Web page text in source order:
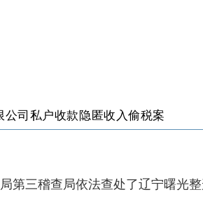
司私户收款隐匿收入偷税案
第三稽查局依法查处了辽宁曙光